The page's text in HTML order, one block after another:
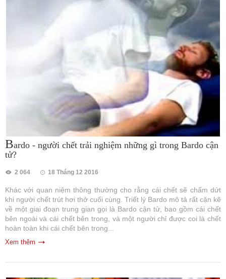
Bardo - người chết trải nghiệm những gì trong Bardo cận
tử?
2 064 18 Tháng 12 2016
Khác với quan niệm thông thường cho rằng cái chết sẽ chấm dứt
khi người chết trút hơi thở cuối cùng. Triết lý Bardo mô tả rất cặn kẽ
về một giai đoạn trung gian gọi là Bardo cận tử, bao gồm cái chết
bên ngoài và cái chết bên trong, và một người chỉ được coi là chết
hoàn toàn khi cái chết bên trong...
Xem thêm